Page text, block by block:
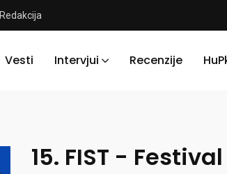
Redakcija
Vesti Intervjui Recenzije
15. FIST -